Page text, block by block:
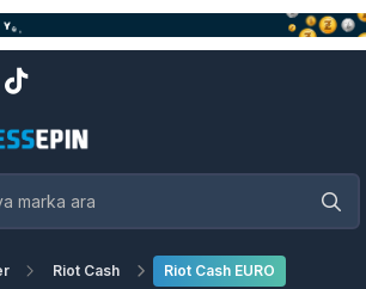
Riot Cash Riot Cash EURO